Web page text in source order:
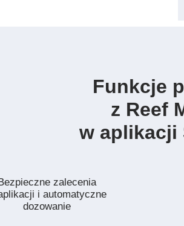
Funkcje
z Reef
w aplikacji
Bezpieczne zalecenia
i automatyczne
dozowanie